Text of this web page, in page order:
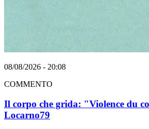
08/08/2026 - 20:08
COMMENTO
Il corpo che grida: "Violence du
Locarno79